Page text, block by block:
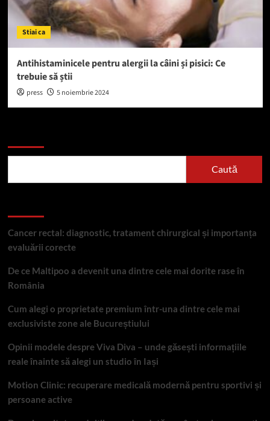
Stiai ca
Antihistaminicele pentru alergii la câini și pisici: Ce
trebuie să știi
press 5 noiembrie 2024
Caută
Cancer rectal: diagnostic, tratament chirurgical și importanța
evaluării corecte
De ce Maltipoo a devenit una dintre cele mai dorite rase în
România
Cum alegi o proprietate premium într-una dintre cele mai
exclusiviste zone ale Bucureștiului
Opinii modele despre Viva Diva – unde găsești informațiile
reale înainte să alegi un studio în Iași
Motion Clinic: recuperare medicală modernă pentru sportivi și
persoane active